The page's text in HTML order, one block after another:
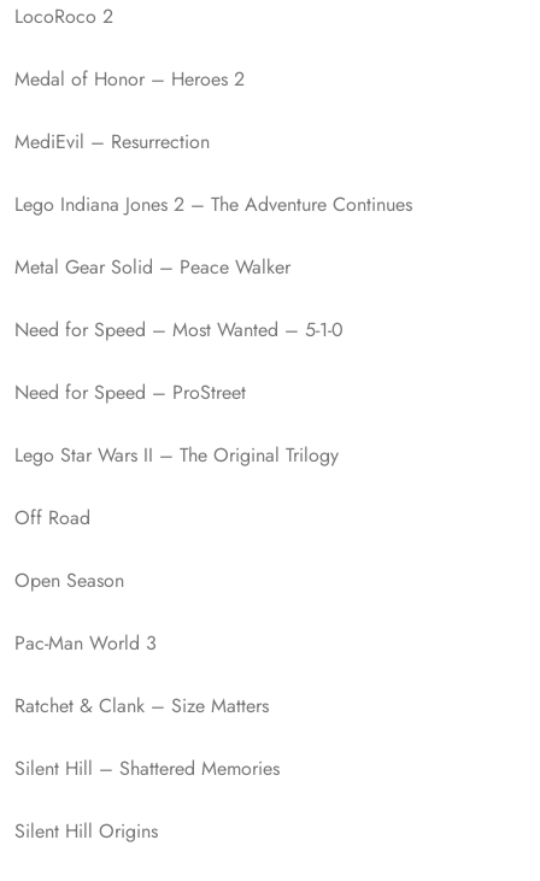
LocoRoco 2
Medal of Honor – Heroes 2
MediEvil – Resurrection
Lego Indiana Jones 2 – The Adventure Continues
Metal Gear Solid – Peace Walker
Need for Speed – Most Wanted – 5-1-0
Need for Speed – ProStreet
Lego Star Wars II – The Original Trilogy
Off Road
Open Season
Pac-Man World 3
Ratchet & Clank – Size Matters
Silent Hill – Shattered Memories
Silent Hill Origins